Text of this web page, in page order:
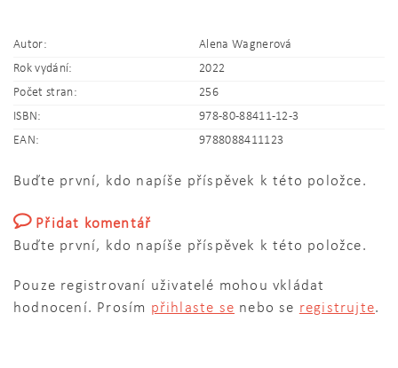
Autor:
Alena Wagnerová
Rok vydání:
2022
Počet stran:
256
ISBN:
978-80-88411-12-3
EAN:
9788088411123
Buďte první, kdo napíše příspěvek k této položce.
Přidat komentář
Buďte první, kdo napíše příspěvek k této položce.
Pouze registrovaní uživatelé mohou vkládat
hodnocení. Prosím přihlaste se nebo se registrujte.